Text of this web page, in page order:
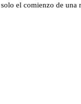
el comienzo de una